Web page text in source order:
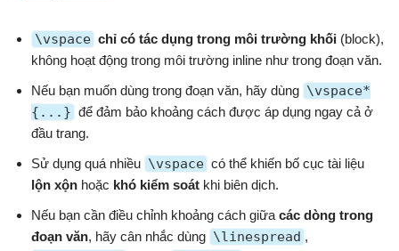
\vspace chỉ có tác dụng trong môi trường khối (block),
không hoạt động trong môi trường inline như trong đoạn văn.
Nếu bạn muốn dùng trong đoạn văn, hãy dùng \vspace*
{...} để đảm bảo khoảng cách được áp dụng ngay cả ở
đầu trang.
Sử dụng quá nhiều \vspace có thể khiến bố cục tài liệu
lộn xộn hoặc khó kiểm soát khi biên dịch.
Nếu bạn cần điều chỉnh khoảng cách giữa các dòng trong
đoạn văn, hãy cân nhắc dùng \linespread ,